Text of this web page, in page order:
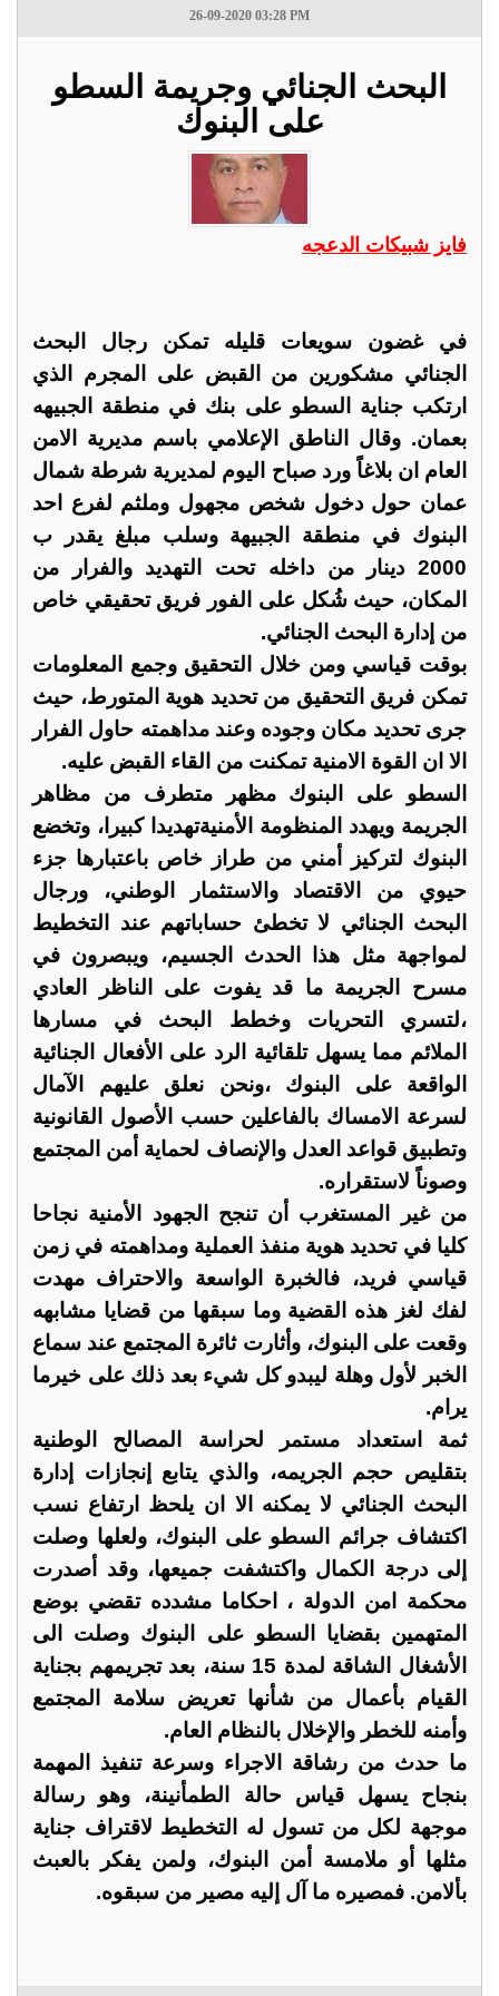
26-09-2020 03:28 PM
البحث الجنائي وجريمة السطو
على البنوك
فايز شبيكات الدعجه
في غضون سويعات قليله تمكن رجال البحث
الجنائي مشكورين من القبض على المجرم الذي
ارتكب جناية السطو على بنك في منطقة الجبيهه
بعمان. وقال الناطق الإعلامي باسم مديرية الامن
العام ان بلاغاً ورد صباح اليوم لمديرية شرطة شمال
عمان حول دخول شخص مجهول وملثم لفرع احد
البنوك في منطقة الجبيهة وسلب مبلغ يقدر ب
2000 دينار من داخله تحت التهديد والفرار من
المكان، حيث شُكل على الفور فريق تحقيقي خاص
من إدارة البحث الجنائي.
بوقت قياسي ومن خلال التحقيق وجمع المعلومات
تمكن فريق التحقيق من تحديد هوية المتورط، حيث
جرى تحديد مكان وجوده وعند مداهمته حاول الفرار
الا ان القوة الامنية تمكنت من القاء القبض عليه.
السطو على البنوك مظهر متطرف من مظاهر
الجريمة ويهدد المنظومة الأمنيةتهديدا كبيرا، وتخضع
البنوك لتركيز أمني من طراز خاص باعتبارها جزء
حيوي من الاقتصاد والاستثمار الوطني، ورجال
البحث الجنائي لا تخطئ حساباتهم عند التخطيط
لمواجهة مثل هذا الحدث الجسيم، ويبصرون في
مسرح الجريمة ما قد يفوت على الناظر العادي
،لتسري التحريات وخطط البحث في مسارها
الملائم مما يسهل تلقائية الرد على الأفعال الجنائية
الواقعة على البنوك ،ونحن نعلق عليهم الآمال
لسرعة الامساك بالفاعلين حسب الأصول القانونية
وتطبيق قواعد العدل والإنصاف لحماية أمن المجتمع
وصوناً لاستقراره.
من غير المستغرب أن تنجح الجهود الأمنية نجاحا
كليا في تحديد هوية منفذ العملية ومداهمته في زمن
قياسي فريد، فالخبرة الواسعة والاحتراف مهدت
لفك لغز هذه القضية وما سبقها من قضايا مشابهه
وقعت على البنوك، وأثارت ثائرة المجتمع عند سماع
الخبر لأول وهلة ليبدو كل شيء بعد ذلك على خيرما
يرام.
ثمة استعداد مستمر لحراسة المصالح الوطنية
بتقليص حجم الجريمه، والذي يتابع إنجازات إدارة
البحث الجنائي لا يمكنه الا ان يلحظ ارتفاع نسب
اكتشاف جرائم السطو على البنوك، ولعلها وصلت
إلى درجة الكمال واكتشفت جميعها، وقد أصدرت
محكمة امن الدولة ، احكاما مشدده تقضي بوضع
المتهمين بقضايا السطو على البنوك وصلت الى
الأشغال الشاقة لمدة 15 سنة، بعد تجريمهم بجناية
القيام بأعمال من شأنها تعريض سلامة المجتمع
وأمنه للخطر والإخلال بالنظام العام.
ما حدث من رشاقة الاجراء وسرعة تنفيذ المهمة
بنجاح يسهل قياس حالة الطمأنينة، وهو رسالة
موجهة لكل من تسول له التخطيط لاقتراف جناية
مثلها أو ملامسة أمن البنوك، ولمن يفكر بالعبث
بألامن. فمصيره ما آل إليه مصير من سبقوه.